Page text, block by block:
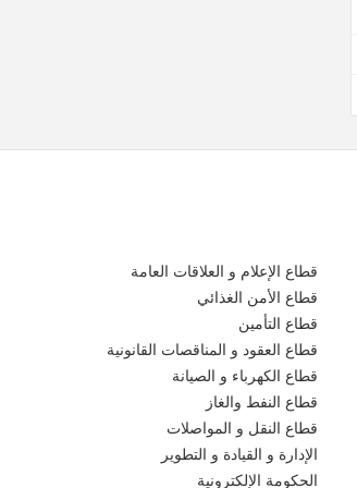
قطاع الإعلام و العلاقات العامة
قطاع الأمن الغذائي
قطاع التأمين
قطاع العقود و المناقصات القانونية
قطاع الكهرباء و الصيانة
قطاع النفط والغاز
قطاع النقل و المواصلات
الإدارة و القيادة و التطوير
الحكومة الإلكترونية